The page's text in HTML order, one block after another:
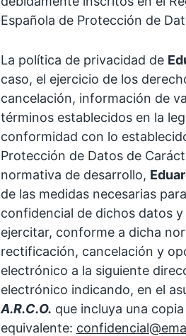
Española de Protección de
La política de privacidad de
caso, el ejercicio de los
cancelación, información de
términos establecidos en la
conformidad con lo
Protección de Datos de
normativa de desarrollo,
de las medidas necesarias
confidencial de dichos datos
ejercitar, conforme a dicha
rectificación, cancelación y
electrónico a la siguiente
electrónico indicando, en el
A.R.C.O. que incluya una
equivalente: